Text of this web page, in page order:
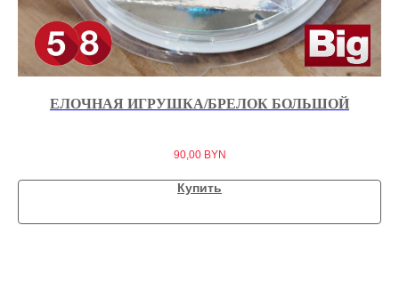
ЕЛОЧНАЯ ИГРУШКА/БРЕЛОК БОЛЬШОЙ
90,00 BYN
Купить